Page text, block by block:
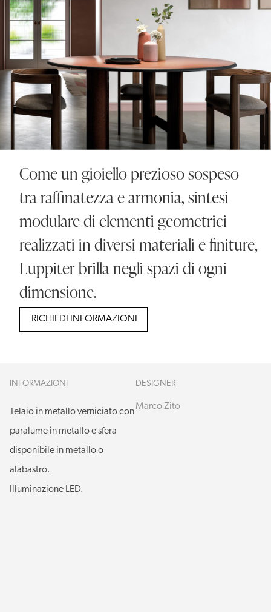
Come un gioiello prezioso sospeso
tra raffinatezza e armonia, sintesi
modulare di elementi geometrici
realizzati in diversi materiali e finiture,
Luppiter brilla negli spazi di ogni
dimensione.
RICHIEDI INFORMAZIONI
INFORMAZIONI
Telaio in metallo verniciato con
paralume in metallo e sfera
disponibile in metallo o
alabastro.
Illuminazione LED.
DESIGNER
Marco Zito